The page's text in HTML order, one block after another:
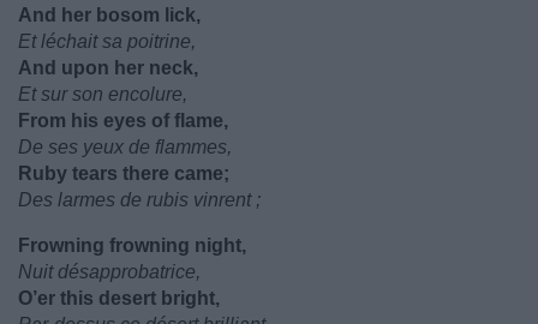
And her bosom lick,
Et léchait sa poitrine,
And upon her neck,
Et sur son encolure,
From his eyes of flame,
De ses yeux de flammes,
Ruby tears there came;
Des larmes de rubis vinrent ;
Frowning frowning night,
Nuit désapprobatrice,
O’er this desert bright,